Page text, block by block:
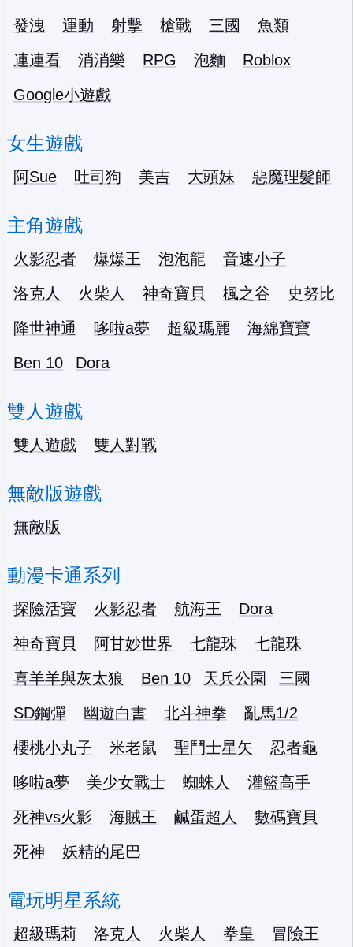
發洩
運動 射擊 槍戰 三國
魚類
連連看
消消樂 RPG 泡麵
Roblox
Google小遊戲
女生遊戲
阿Sue 吐司狗 美吉 大頭妹 惡魔理髮師
主角遊戲
火影忍者 爆爆王 泡泡龍
音速小子
洛克人
火柴人 神奇寶貝 楓之谷
史努比
降世神通
哆啦a夢 超級瑪麗
海綿寶寶
Ben 10
Dora
雙人遊戲
雙人遊戲 雙人對戰
無敵版遊戲
無敵版
動漫卡通系列
探險活寶 火影忍者 航海王
Dora
神奇寶貝
阿甘妙世界 七龍珠
七龍珠
喜羊羊與灰太狼
Ben 10 天兵公園
三國
SD鋼彈
幽遊白書 北斗神拳
亂馬1/2
櫻桃小丸子
米老鼠 聖鬥士星矢
忍者龜
哆啦a夢
美少女戰士 蜘蛛人
灌籃高手
死神vs火影
海賊王 鹹蛋超人
數碼寶貝
死神
妖精的尾巴
電玩明星系統
超級瑪莉 洛克人 火柴人 拳皇
冒險王